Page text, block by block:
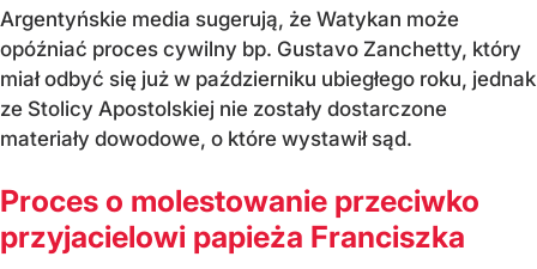
Argentyńskie media sugerują, że Watykan może
opóźniać proces cywilny bp. Gustavo Zanchetty, który
miał odbyć się już w październiku ubiegłego roku, jednak
ze Stolicy Apostolskiej nie zostały dostarczone
materiały dowodowe, o które wystawił sąd.
Proces o molestowanie przeciwko
przyjacielowi papieża Franciszka